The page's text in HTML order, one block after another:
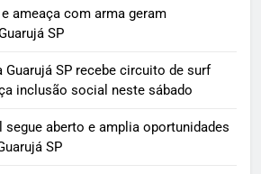
ameaça com arma geram
SP
Guarujá SP recebe circuito de surf
inclusão social neste sábado
segue aberto e amplia oportunidades
SP